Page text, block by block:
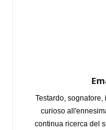
Testardo,
curioso
continua ricerca del